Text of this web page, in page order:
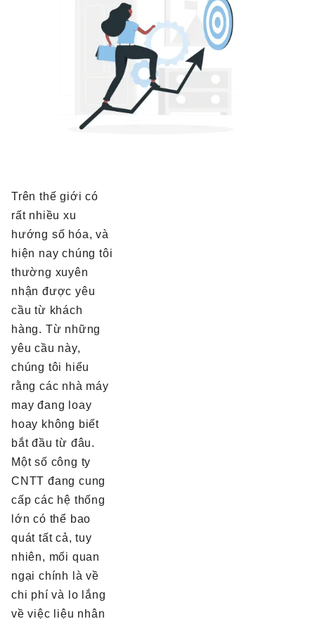
Trên thế giới có
rất nhiều xu
hướng số hóa, và
hiện nay chúng tôi
thường xuyên
nhận được yêu
cầu từ khách
hàng. Từ những
yêu cầu này,
chúng tôi hiểu
rằng các nhà máy
may đang loay
hoay không biết
bắt đầu từ đâu.
Một số công ty
CNTT đang cung
cấp các hệ thống
lớn có thể bao
quát tất cả, tuy
nhiên, mối quan
ngại chính là về
chi phí và lo lắng
về việc liệu nhân